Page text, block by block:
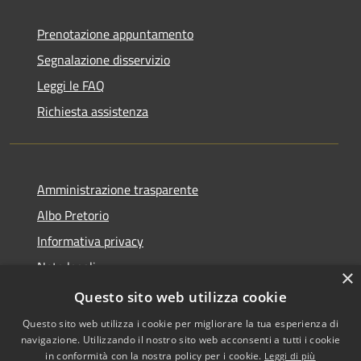
Prenotazione appuntamento
Segnalazione disservizio
Leggi le FAQ
Richiesta assistenza
Amministrazione trasparente
Albo Pretorio
Informativa privacy
Note legali
Dichiarazione di accessibilità
×
Questo sito web utilizza cookie
Questo sito web utilizza i cookie per migliorare la tua esperienza di
navigazione. Utilizzando il nostro sito web acconsenti a tutti i cookie
in conformità con la nostra policy per i cookie. Leggi di più